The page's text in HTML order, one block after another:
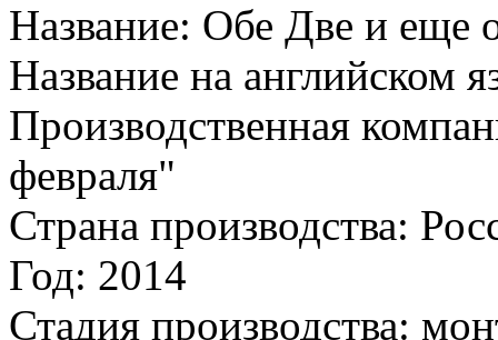
Название: Обе Две и еще
Название на английском
Производственная
февраля"
Страна производства:
Год: 2014
Стадия производства: